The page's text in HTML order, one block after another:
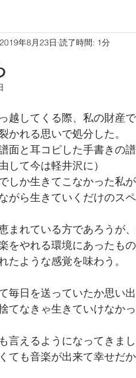
2019年8月23日 読了時間: 1分
越してくる際、私の財産
かれる思いで処分した。
面と耳コピした手書きの
して今は軽井沢に）
しか生きてこなかった私
がら生きていくだけのス
まれている方であろうが
をやれる環境にあったも
たような感覚を味わう。
毎日を送っていたか思い
てなきゃ生きていけなかっ
言えるようになってきまし
ても音楽が出来て幸せだか